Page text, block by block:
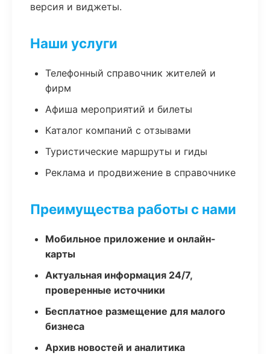
версия и виджеты.
Наши услуги
Телефонный справочник жителей и
фирм
Афиша мероприятий и билеты
Каталог компаний с отзывами
Туристические маршруты и гиды
Реклама и продвижение в справочнике
Преимущества работы с нами
Мобильное приложение и онлайн-
карты
Актуальная информация 24/7,
проверенные источники
Бесплатное размещение для малого
бизнеса
Архив новостей и аналитика